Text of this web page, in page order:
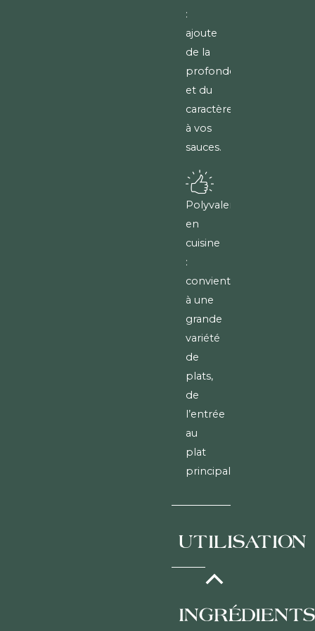
:
ajoute
de la
profondeur
et du
caractère
à vos
sauces.
Polyvalent
en
cuisine
:
convient
à une
grande
variété
de
plats,
de
l’entrée
au
plat
principal.
UTILISATION
le
INGRÉDIENTS